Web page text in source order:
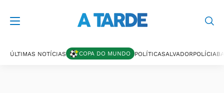
ÚLTIMAS NOTÍCIAS COPA DO MUNDO POLÍTICASALVADORPOLÍCIA